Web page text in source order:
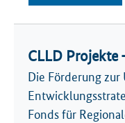
CLLD Projekte
Die Förderung
Fonds für